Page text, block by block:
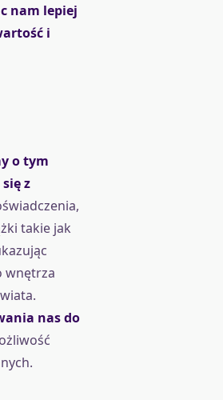
nam lepiej
i
o tym
z
takie jak
wnętrza
nas do